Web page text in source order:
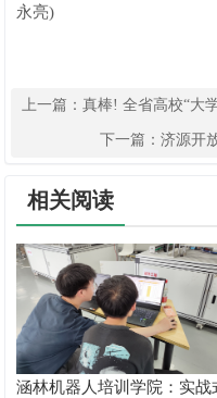
永亮)
上一篇：真棒! 全省高校“大
下一篇： 济源开
相关阅读
涵林机器人培训学院：实战